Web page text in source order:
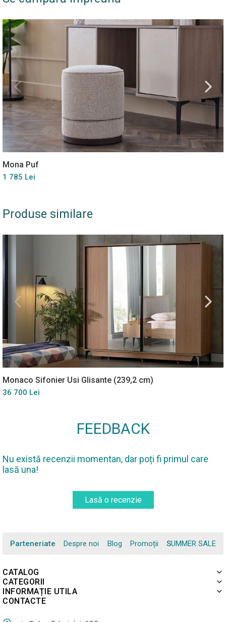
Mona Puf
1 785 Lei
Produse similare
Monaco Sifonier Usi Glisante (239,2 cm)
36 700 Lei
FEEDBACK
Nu există recenzii momentan, dar poți fi primul care
lasă una!
Lasă o recenzie
Parteneriate Despre noi Blog Promoții SUMMER SALE
CATALOG
CATEGORII
INFORMAȚIE UTILA
CONTACTE